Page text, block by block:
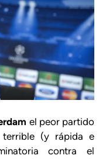
el peor partido
(y rápida e
contra el